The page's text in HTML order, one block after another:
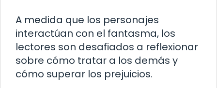
A medida que los personajes
interactúan con el fantasma, los
lectores son desafiados a reflexionar
sobre cómo tratar a los demás y
cómo superar los prejuicios.